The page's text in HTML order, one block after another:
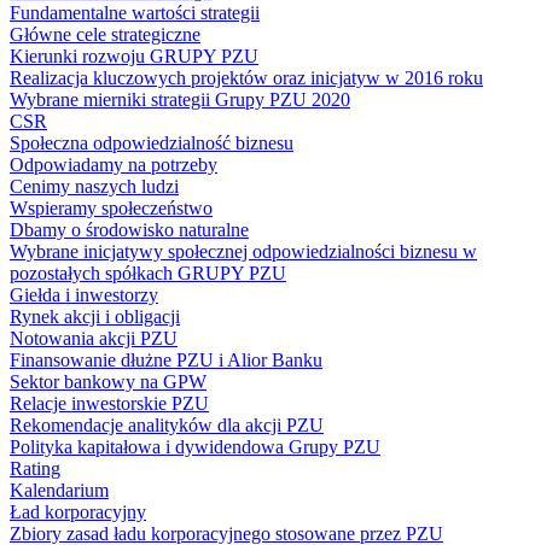
Fundamentalne wartości strategii
Główne cele strategiczne
Kierunki rozwoju GRUPY PZU
Realizacja kluczowych projektów oraz inicjatyw w 2016 roku
Wybrane mierniki strategii Grupy PZU 2020
CSR
Społeczna odpowiedzialność biznesu
Odpowiadamy na potrzeby
Cenimy naszych ludzi
Wspieramy społeczeństwo
Dbamy o środowisko naturalne
Wybrane inicjatywy społecznej odpowiedzialności biznesu w
pozostałych spółkach GRUPY PZU
Giełda i inwestorzy
Rynek akcji i obligacji
Notowania akcji PZU
Finansowanie dłużne PZU i Alior Banku
Sektor bankowy na GPW
Relacje inwestorskie PZU
Rekomendacje analityków dla akcji PZU
Polityka kapitałowa i dywidendowa Grupy PZU
Rating
Kalendarium
Ład korporacyjny
Zbiory zasad ładu korporacyjnego stosowane przez PZU